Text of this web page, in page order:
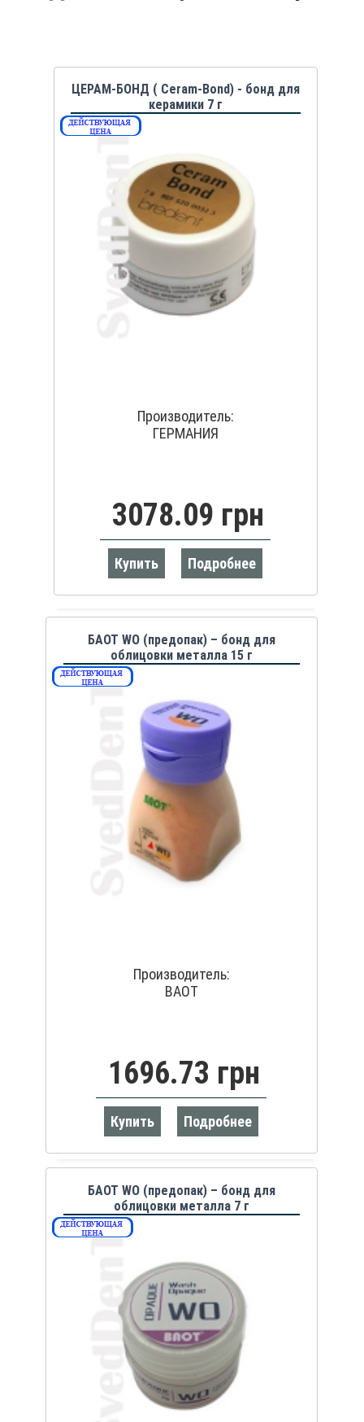
ЦЕРАМ-БОНД ( Ceram-Bond) - бонд для
керамики 7 г
Производитель:
ГЕРМАНИЯ
3078.09 грн
Купить Подробнее
БАОТ WO (предопак) – бонд для
облицовки металла 15 г
Производитель:
BAOT
1696.73 грн
Купить Подробнее
БАОТ WO (предопак) – бонд для
облицовки металла 7 г